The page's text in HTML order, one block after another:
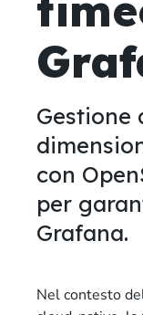
Gestione
con
per
Grafana.
Nel contesto